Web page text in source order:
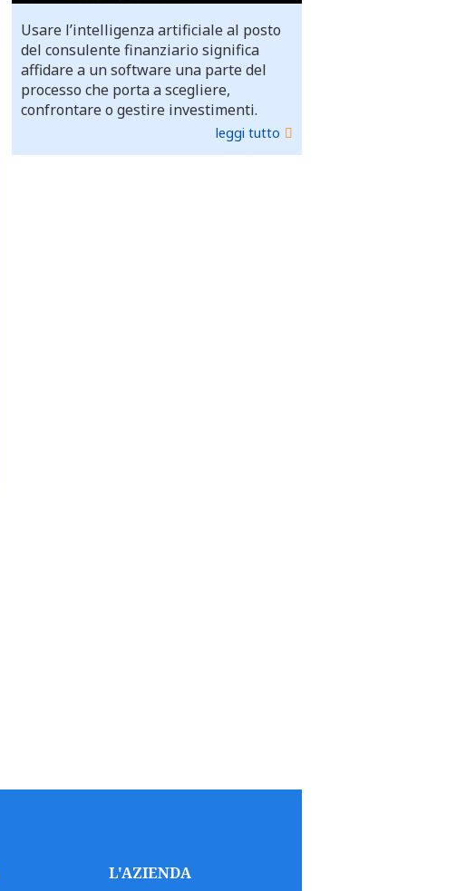
Usare l’intelligenza artificiale al posto
del consulente finanziario significa
affidare a un software una parte del
processo che porta a scegliere,
confrontare o gestire investimenti.
leggi tutto
L'AZIENDA